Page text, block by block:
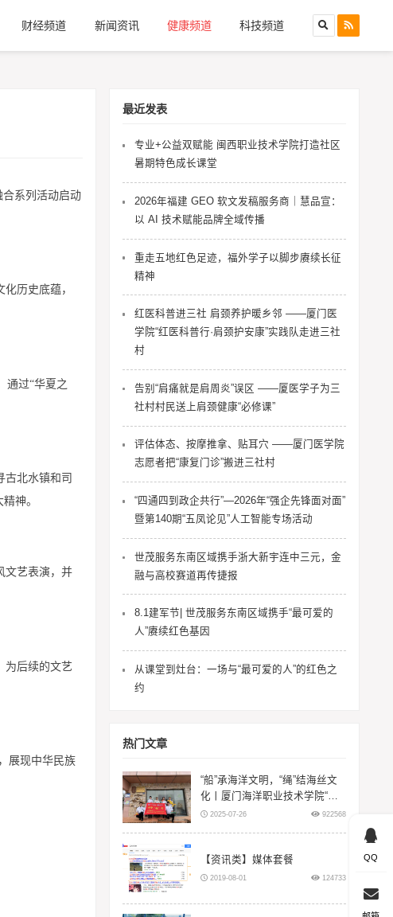
财经频道 新闻资讯 健康频道 科技频道
系列活动启动
历史底蕴，
通过“华夏之
古北水镇和司
神。
文艺表演，并
为后续的文艺
展现中华民族
最近发表
专业+公益双赋能 闽西职业技术学院打造社区
暑期特色成长课堂
2026年福建 GEO 软文发稿服务商｜慧品宣：
以 AI 技术赋能品牌全域传播
重走五地红色足迹，福外学子以脚步赓续长征
精神
红医科普进三社 肩颈养护暖乡邻 ——厦门医
学院“红医科普行·肩颈护安康”实践队走进三社
村
告别“肩痛就是肩周炎”误区 ——厦医学子为三
社村村民送上肩颈健康“必修课”
评估体态、按摩推拿、贴耳穴 ——厦门医学院
志愿者把“康复门诊”搬进三社村
“四通四到政企共行”—2026年“强企先锋面对面”
暨第140期“五凤论见”人工智能专场活动
世茂服务东南区域携手浙大新宇连中三元，金
融与高校赛道再传捷报
8.1建军节| 世茂服务东南区域携手“最可爱的
人”赓续红色基因
从课堂到灶台：一场与“最可爱的人”的红色之
约
热门文章
“船”承海洋文明，“绳”结海丝文
化丨厦门海洋职业技术学院“闽
智‘船’奇”实践队赴浙江等地开展
2025-07-26 922568
【资讯类】媒体套餐
2019-08-01 124733
QQ